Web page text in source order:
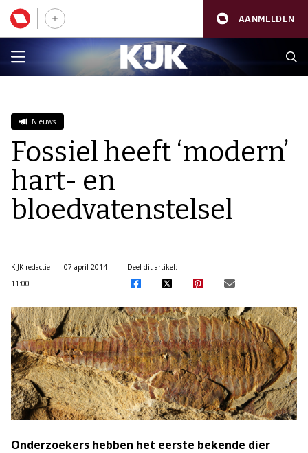
AANMELDEN
Nieuws
Fossiel heeft ‘modern’
hart- en
bloedvatenstelsel
KIJK-redactie
07 april 2014
11:00
Deel dit artikel:
Onderzoekers hebben het eerste bekende dier